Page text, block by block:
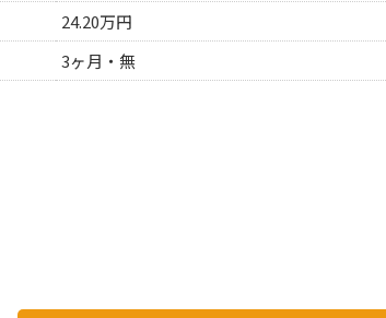
24.20万円
3ヶ月・無